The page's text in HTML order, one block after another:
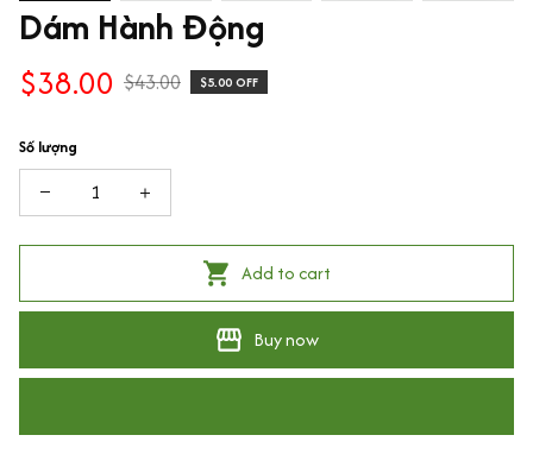
Dám Hành Động
$38.00 $43.00 $5.00 OFF
Số lượng
Add to cart
Buy now